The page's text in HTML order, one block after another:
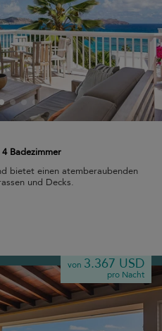
4 Badezimmer
bietet einen atemberaubenden
und Decks.
von 3.367 USD
pro Nacht